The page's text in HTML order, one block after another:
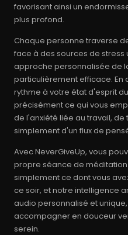
favorisant ainsi un
plus profond.
Chaque personne traverse
face à des sources de stress
approche personnalisée de
particulièrement efficace. En
rythme à votre état d'esprit
précisément ce qui vous
de l'anxiété liée au travail, de
simplement d'un flux de
Avec NeverGiveUp, vous
propre séance de
simplement ce dont vous
ce soir, et notre intelligence
audio personnalisé et
accompagner en douceur
serein.